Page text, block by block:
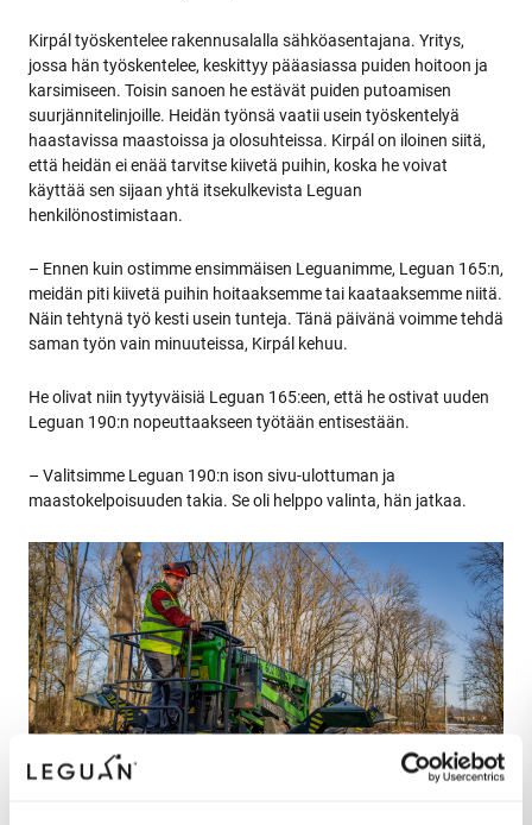
Kirpál työskentelee rakennusalalla sähköasentajana. Yritys,
jossa hän työskentelee, keskittyy pääasiassa puiden hoitoon ja
karsimiseen. Toisin sanoen he estävät puiden putoamisen
suurjännitelinjoille. Heidän työnsä vaatii usein työskentelyä
haastavissa maastoissa ja olosuhteissa. Kirpál on iloinen siitä,
että heidän ei enää tarvitse kiivetä puihin, koska he voivat
käyttää sen sijaan yhtä itsekulkevista Leguan
henkilönostimistaan.
– Ennen kuin ostimme ensimmäisen Leguanimme, Leguan 165:n,
meidän piti kiivetä puihin hoitaaksemme tai kaataaksemme niitä.
Näin tehtynä työ kesti usein tunteja. Tänä päivänä voimme tehdä
saman työn vain minuuteissa, Kirpál kehuu.
He olivat niin tyytyväisiä Leguan 165:een, että he ostivat uuden
Leguan 190:n nopeuttaakseen työtään entisestään.
– Valitsimme Leguan 190:n ison sivu-ulottuman ja
maastokelpoisuuden takia. Se oli helppo valinta, hän jatkaa.